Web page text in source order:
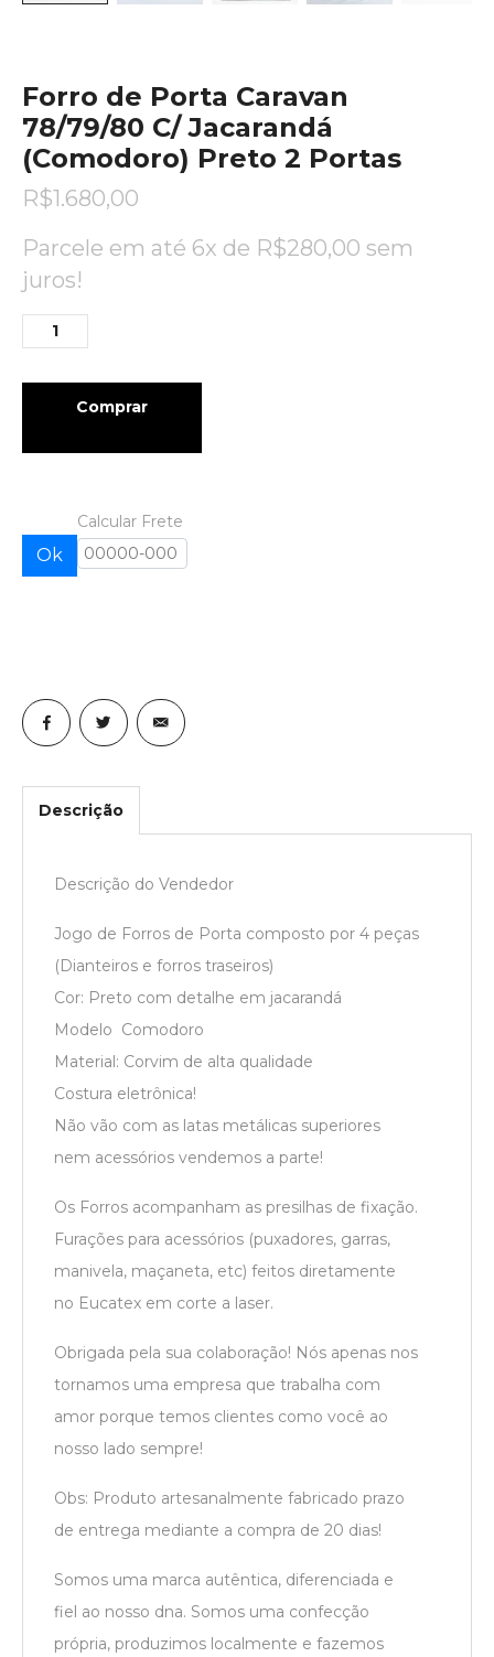
Forro de Porta Caravan
78/79/80 C/ Jacarandá
(Comodoro) Preto 2 Portas
R$1.680,00
Parcele em até 6x de R$280,00 sem
juros!
Comprar
Calcular Frete
Ok
Descrição
Descrição do Vendedor
Jogo de Forros de Porta composto por 4 peças
(Dianteiros e forros traseiros)
Cor: Preto com detalhe em jacarandá
Modelo Comodoro
Material: Corvim de alta qualidade
Costura eletrônica!
Não vão com as latas metálicas superiores
nem acessórios vendemos a parte!
Os Forros acompanham as presilhas de fixação.
Furações para acessórios (puxadores, garras,
manivela, maçaneta, etc) feitos diretamente
no Eucatex em corte a laser.
Obrigada pela sua colaboração! Nós apenas nos
tornamos uma empresa que trabalha com
amor porque temos clientes como você ao
nosso lado sempre!
Obs: Produto artesanalmente fabricado prazo
de entrega mediante a compra de 20 dias!
Somos uma marca autêntica, diferenciada e
fiel ao nosso dna. Somos uma confecção
própria, produzimos localmente e fazemos